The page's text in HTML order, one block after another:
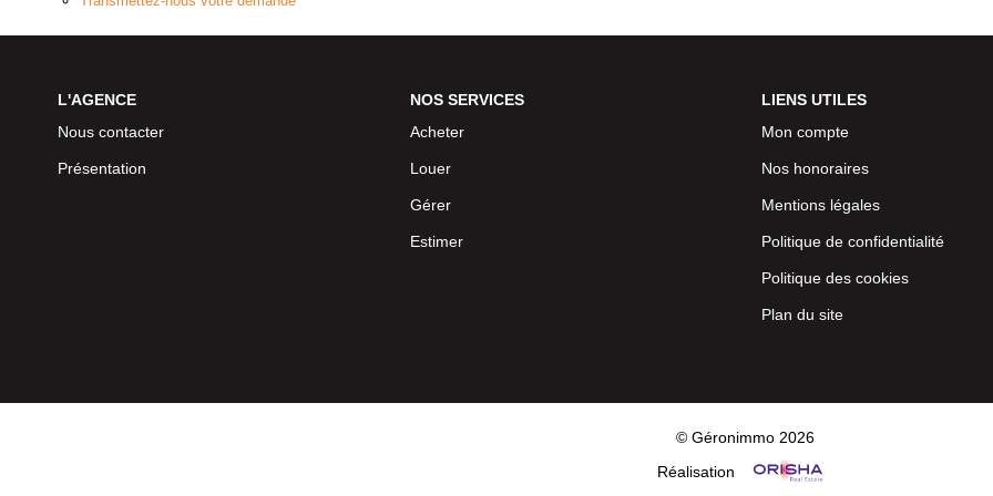
L'AGENCE
Nous contacter
Présentation
NOS SERVICES
Acheter
Louer
Gérer
Estimer
LIENS UTILES
Mon compte
Nos honoraires
Mentions légales
Politique de confidentialité
Politique des cookies
Plan du site
© Géronimmo 2026
Réalisation